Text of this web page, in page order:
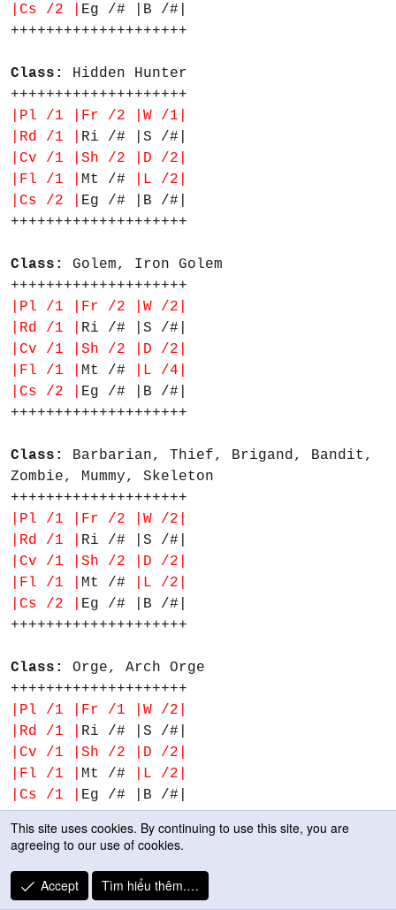
|Cs /2 | Eg /# |B /#|
++++++++++++++++++++
Class:
Hidden Hunter
++++++++++++++++++++
|Pl /1 |Fr /2 |W /1|
|Rd /1 | Ri /# |S /#|
|Cv /1 |Sh /2 |D /2|
|Fl /1 | Mt /#
|L /2|
|Cs /2 | Eg /# |B /#|
++++++++++++++++++++
Class:
Golem, Iron Golem
++++++++++++++++++++
|Pl /1 |Fr /2 |W /2|
|Rd /1 | Ri /# |S /#|
|Cv /1 |Sh /2 |D /2|
|Fl /1 | Mt /#
|L /4|
|Cs /2 | Eg /# |B /#|
++++++++++++++++++++
Class:
Barbarian, Thief, Brigand, Bandit,
Zombie, Mummy, Skeleton
++++++++++++++++++++
|Pl /1 |Fr /2 |W /2|
|Rd /1 | Ri /# |S /#|
|Cv /1 |Sh /2 |D /2|
|Fl /1 | Mt /#
|L /2|
|Cs /2 | Eg /# |B /#|
++++++++++++++++++++
Class:
Orge, Arch Orge
++++++++++++++++++++
|Pl /1 |Fr /1 |W /2|
|Rd /1 | Ri /# |S /#|
|Cv /1 |Sh /2 |D /2|
|Fl /1 | Mt /#
|L /2|
|Cs /1 | Eg /# |B /#|
++++++++++++++++++++
Mage, Mage Fighter, Dark Mage, Light mage,
Bishop, High Bishop, Dark Bishop, Sage,
This site uses cookies. By continuing to use this site, you are
agreeing to our use of cookies.
Accept Tìm hiểu thêm.…